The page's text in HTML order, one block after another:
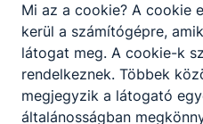
Mi az a cookie? A cookie
kerül a számítógépre,
látogat meg. A cookie-k
rendelkeznek. Többek
megjegyzik a látogató
általánosságban